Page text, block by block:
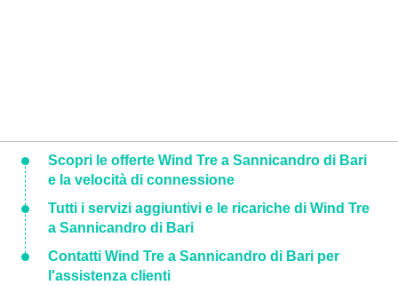
Scopri le offerte Wind Tre a Sannicandro di Bari
e la velocità di connessione
Tutti i servizi aggiuntivi e le ricariche di Wind Tre
a Sannicandro di Bari
Contatti Wind Tre a Sannicandro di Bari per
l'assistenza clienti